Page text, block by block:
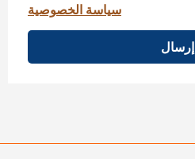
سياسة الخصوصية
إرسال